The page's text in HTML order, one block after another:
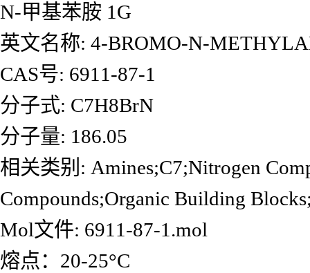
N-甲基苯胺 1G
英文名称: 4-BROMO-N-
CAS号: 6911-87-1
分子式: C7H8BrN
分子量: 186.05
相关类别: Amines;C7;Nitrogen
Compounds;Organic Building
Mol文件: 6911-87-1.mol
熔点：20-25°C